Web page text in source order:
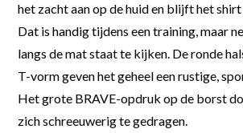
het zacht aan op de huid en blijft het
Dat is handig tijdens een training, maar
langs de mat staat te kijken. De ronde
T-vorm geven het geheel een rustige,
Het grote BRAVE-opdruk op de borst
zich schreeuwerig te gedragen.